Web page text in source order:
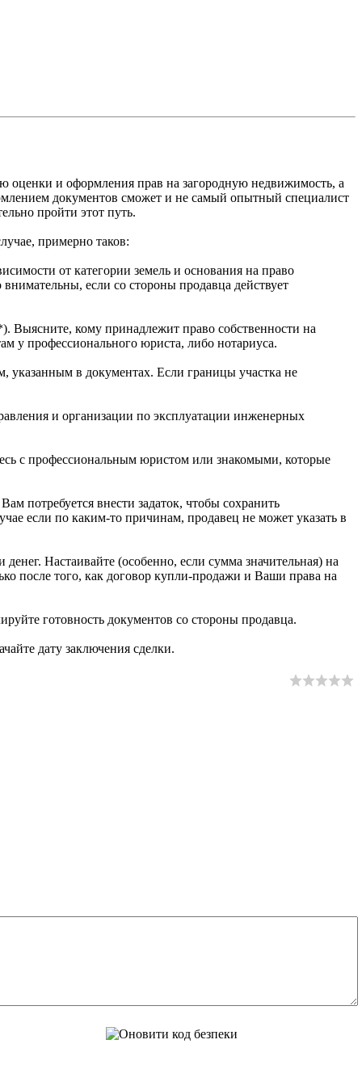
оценки и оформления прав на загородную недвижимость, а
документов сможет и не самый опытный специалист
пройти этот путь.
примерно таков:
от категории земель и основания на право
если со стороны продавца действует
Выясните, кому принадлежит право собственности на
у профессионального юриста, либо нотариуса.
указанным в документах. Если границы участка не
и организации по эксплуатации инженерных
с профессиональным юристом или знакомыми, которые
потребуется внести задаток, чтобы сохранить
если по каким-то причинам, продавец не может указать в
Настаивайте (особенно, если сумма значительная) на
после того, как договор купли-продажи и Ваши права на
готовность документов со стороны продавца.
дату заключения сделки.